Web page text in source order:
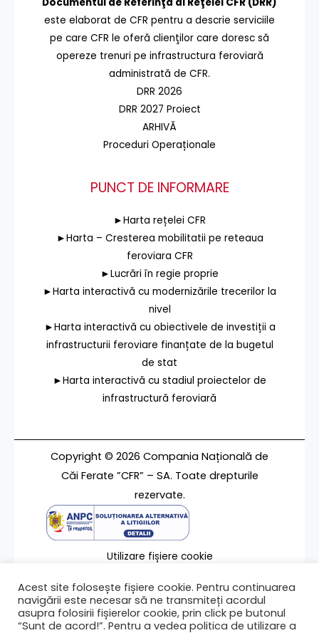
este elaborat de CFR pentru a descrie serviciile
pe care CFR le oferă clienţilor care doresc să
opereze trenuri pe infrastructura feroviară
administrată de CFR.
DRR 2026
DRR 2027 Proiect
ARHIVĂ
Proceduri Operaționale
PUNCT DE INFORMARE
►Harta rețelei CFR
►Harta – Cresterea mobilitatii pe reteaua
feroviara CFR
►Lucrări în regie proprie
►Harta interactivă cu modernizările trecerilor la
nivel
►Harta interactivă cu obiectivele de investiții a
infrastructurii feroviare finanțate de la bugetul
de stat
►Harta interactivă cu stadiul proiectelor de
infrastructură feroviară
Copyright © 2026 Compania Națională de
Căi Ferate ”CFR” – SA. Toate drepturile
rezervate.
Utilizare fișiere cookie
Contact
Acest site folosește fișiere cookie. Pentru continuarea
navigării este necesar să ne transmiteți acordul
asupra folosirii fișierelor cookie, prin click pe butonul
“Sunt de acord!”. Pentru a vedea politica de utilizare a